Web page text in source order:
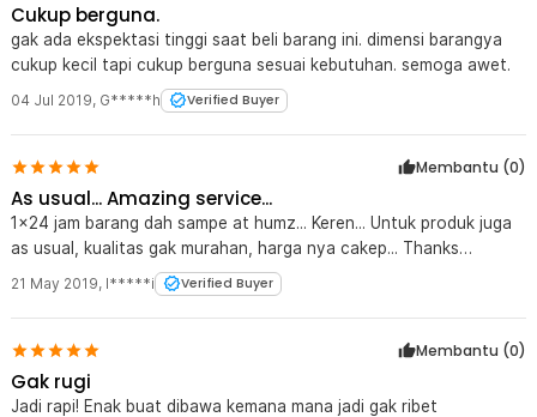
Cukup berguna.
gak ada ekspektasi tinggi saat beli barang ini. dimensi barangya
cukup kecil tapi cukup berguna sesuai kebutuhan. semoga awet.
04 Jul 2019, G*****h Verified Buyer
Membantu (0)
As usual... Amazing service...
1x24 jam barang dah sampe at humz... Keren... Untuk produk juga
as usual, kualitas gak murahan, harga nya cakep... Thanks
21 May 2019, I*****i Verified Buyer
Membantu (0)
Gak rugi
Jadi rapi! Enak buat dibawa kemana mana jadi gak ribet